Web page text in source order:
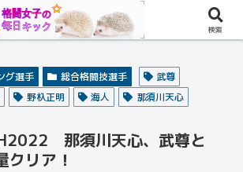
グ選手 総合格闘技選手
武尊
野杁正明 海人 那須川天心
那須川天心、武尊と
クリア！
検索